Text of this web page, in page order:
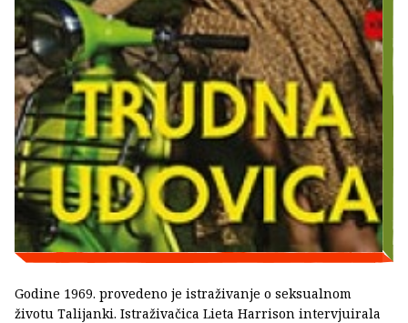
Godine 1969. provedeno je istraživanje o seksualnom
životu Talijanki. Istraživačica Lieta Harrison intervjuirala